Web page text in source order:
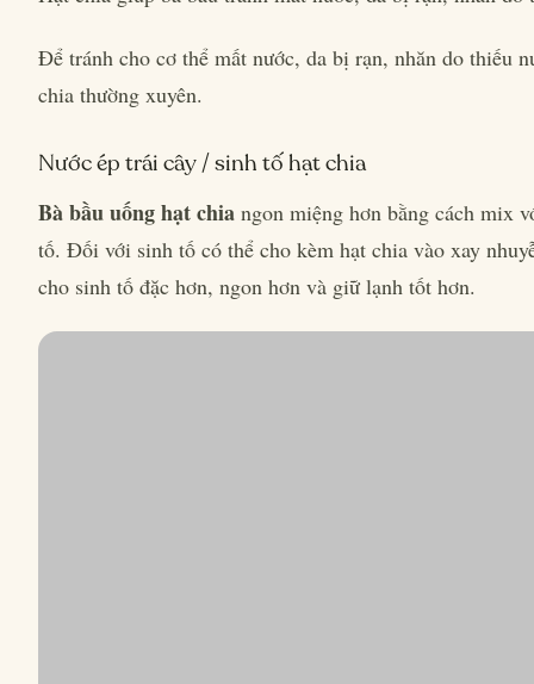
Để tránh cho cơ thể mất nước, da bị rạn, nhăn do thiếu
chia thường xuyên.
Nước ép trái cây / sinh tố hạt chia
Bà bầu uống hạt chia ngon miệng hơn bằng cách mix
tố. Đối với sinh tố có thể cho kèm hạt chia vào xay
cho sinh tố đặc hơn, ngon hơn và giữ lạnh tốt hơn.